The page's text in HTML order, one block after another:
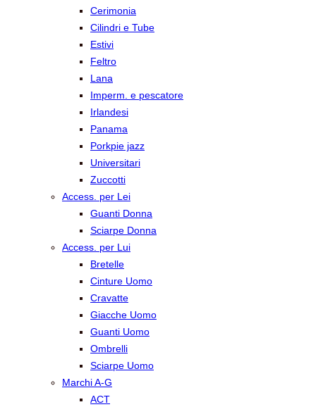
Cerimonia
Cilindri e Tube
Estivi
Feltro
Lana
Imperm. e pescatore
Irlandesi
Panama
Porkpie jazz
Universitari
Zuccotti
Access. per Lei
Guanti Donna
Sciarpe Donna
Access. per Lui
Bretelle
Cinture Uomo
Cravatte
Giacche Uomo
Guanti Uomo
Ombrelli
Sciarpe Uomo
Marchi A-G
ACT